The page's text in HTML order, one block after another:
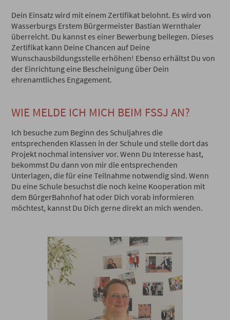
Dein Einsatz wird mit einem Zertifikat belohnt. Es wird von
Wasserburgs Erstem Bürgermeister Bastian Wernthaler
überreicht. Du kannst es einer Bewerbung beilegen. Dieses
Zertifikat kann Deine Chancen auf Deine
Wunschausbildungsstelle erhöhen! Ebenso erhältst Du von
der Einrichtung eine Bescheinigung über Dein
ehrenamtliches Engagement.
WIE MELDE ICH MICH BEIM FSSJ AN?
Ich besuche zum Beginn des Schuljahres die
entsprechenden Klassen in der Schule und stelle dort das
Projekt nochmal intensiver vor. Wenn Du Interesse hast,
bekommst Du dann von mir die entsprechenden
Unterlagen, die für eine Teilnahme notwendig sind. Wenn
Du eine Schule besuchst die noch keine Kooperation mit
dem BürgerBahnhof hat oder Dich vorab informieren
möchtest, kannst Du Dich gerne direkt an mich wenden.